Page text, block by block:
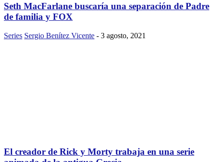
Seth MacFarlane buscaría una separación de Padre
de familia y FOX
Series Sergio Benítez Vicente - 3 agosto, 2021
El creador de Rick y Morty trabaja en una serie